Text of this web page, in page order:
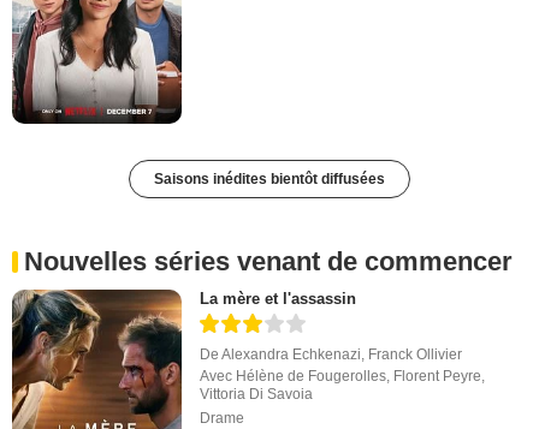
Saisons inédites bientôt diffusées
Nouvelles séries venant de commencer
La mère et l'assassin
DeAlexandra Echkenazi, Franck Ollivier
Avec Hélène de Fougerolles, Florent Peyre,
Vittoria Di Savoia
Drame